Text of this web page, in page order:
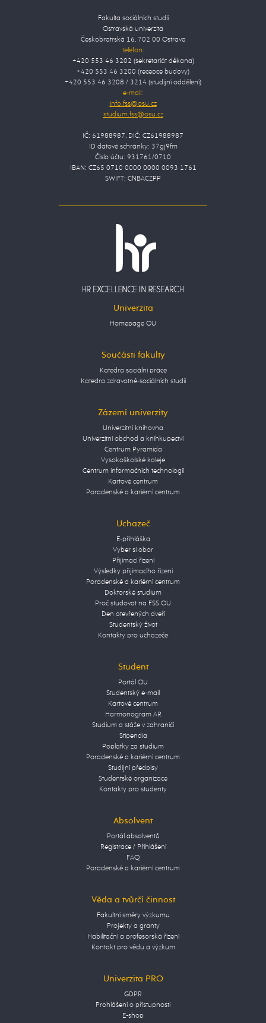
Fakulta sociálních studií
Ostravská univerzita
Českobratrská 16, 702 00 Ostrava
telefon:
+420 553 46 3202 (sekretariát děkana)
+420 553 46 3200 (recepce budovy)
+420 553 46 3208 / 3214 (studijní oddělení)
e-mail:
IČ: 61988987, DIČ: CZ61988987
ID datové schránky: 37gj9fm
Číslo účtu: 931761/0710
IBAN: CZ65 0710 0000 0000 0093 1761
SWIFT: CNBACZPP
Univerzita
Homepage OU
Součásti fakulty
Katedra sociální práce
Katedra zdravotně-sociálních studií
Zázemí univerzity
Univerzitní knihovna
Univerzitní obchod a knihkupectví
Centrum Pyramida
Vysokoškolské koleje
Centrum informačních technologií
Kartové centrum
Poradenské a kariérní centrum
Uchazeč
E-přihláška
Vyber si obor
Přijímací řízení
Výsledky přijímacího řízení
Poradenské a kariérní centrum
Doktorské studium
Proč studovat na FSS OU
Den otevřených dveří
Studentský život
Kontakty pro uchazeče
Student
Portál OU
Studentský e-mail
Kartové centrum
Harmonogram AR
Studium a stáže v zahraničí
Stipendia
Poplatky za studium
Poradenské a kariérní centrum
Studijní předpisy
Studentské organizace
Kontakty pro studenty
Absolvent
Portál absolventů
Registrace / Přihlášení
FAQ
Poradenské a kariérní centrum
Věda a tvůrčí činnost
Fakultní směry výzkumu
Projekty a granty
Habilitační a profesorská řízení
Kontakt pro vědu a výzkum
Univerzita PRO
GDPR
Prohlášení o přístupnosti
E-shop